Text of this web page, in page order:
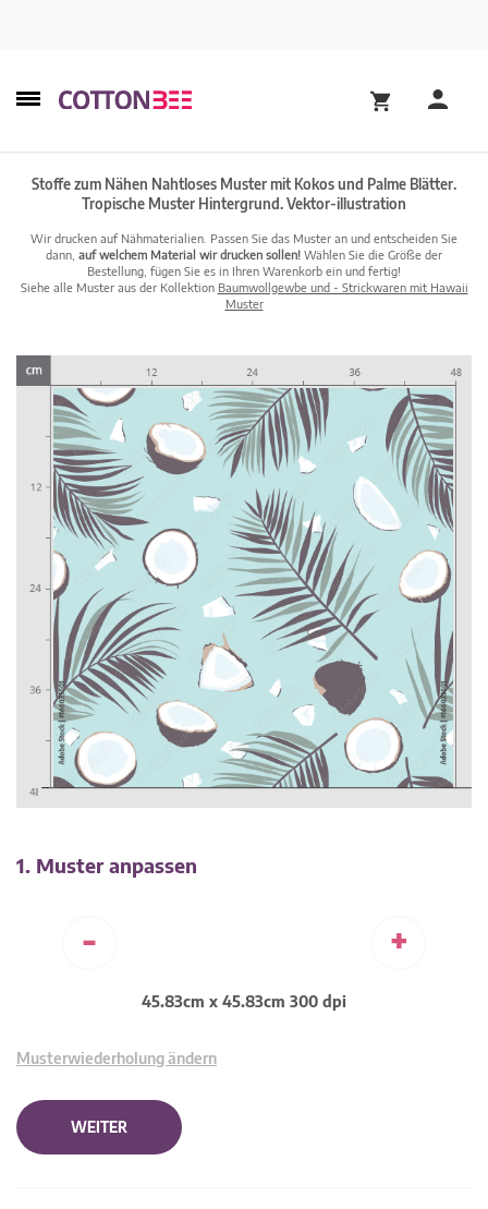
Stoffe zum Nähen Nahtloses Muster mit Kokos und Palme Blätter.
Tropische Muster Hintergrund. Vektor-illustration
Wir drucken auf Nähmaterialien. Passen Sie das Muster an und entscheiden Sie
dann, auf welchem Material wir drucken sollen! Wählen Sie die Größe der
Bestellung, fügen Sie es in Ihren Warenkorb ein und fertig!
Siehe alle Muster aus der Kollektion Baumwollgewbe und - Strickwaren mit Hawaii
Muster
1. Muster anpassen
- +
45.83cm x 45.83cm 300 dpi
Musterwiederholung ändern
WEITER